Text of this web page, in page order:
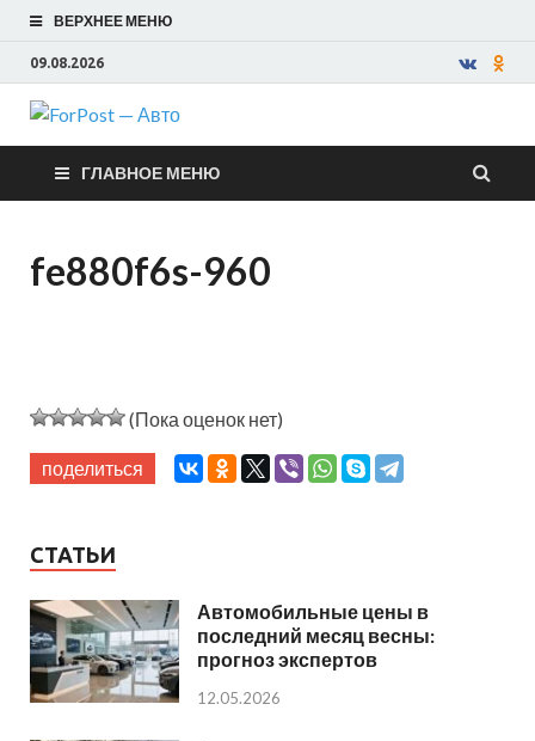
ВЕРХНЕЕ МЕНЮ
09.08.2026
ForPost —
Авто
ГЛАВНОЕ МЕНЮ
fe880f6s-960
(Пока оценок нет)
поделиться
СТАТЬИ
Автомобильные цены в
последний месяц весны:
прогноз экспертов
12.05.2026